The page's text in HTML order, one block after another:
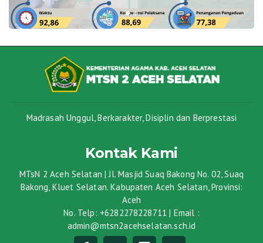
Madrasah Unggul, Berkarakter, Disiplin dan Berprestasi
Kontak Kami
MTsN 2 Aceh Selatan | Jl. Masjid Suaq Bakong No. 02, Suaq
Bakong, Kluet Selatan. Kabupaten Aceh Selatan, Provinsi:
Aceh
No. Telp: +6282278228711 | Email :
admin@mtsn2acehselatan.sch.id